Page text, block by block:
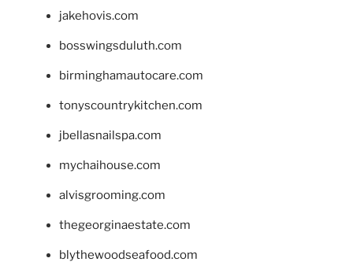
jakehovis.com
bosswingsduluth.com
birminghamautocare.com
tonyscountrykitchen.com
jbellasnailspa.com
mychaihouse.com
alvisgrooming.com
thegeorginaestate.com
blythewoodseafood.com